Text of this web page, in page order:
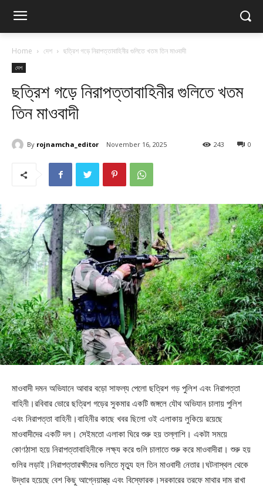
Home দেশ ছত্রিশ গড়ে নিরাপত্তাবাহিনীর গুলিতে খতম তিন মাওবাদী
দেশ
ছত্রিশ গড়ে নিরাপত্তাবাহিনীর গুলিতে খতম
তিন মাওবাদী
By rojnamcha_editor November 16, 2025 0
243
মাওবাদী দমন অভিযানে আবার বড়ো সাফল্য পেলো ছত্রিশ গড় পুলিশ এবং নিরাপত্তা
বাহিনী।রবিবার ভোরে ছত্রিশ গড়ের সুকমার একটি জঙ্গলে যৌথ অভিযান চালায় পুলিশ
এবং নিরাপত্তা বাহিনী।বাহিনীর কাছে খবর ছিলো ওই এলাকায় লুকিয়ে রয়েছে
মাওবাদীদের একটি দল। সেইমতো এলাকা ঘিরে শুরু হয় তল্লাশি। একটা সময়ে
কোণঠাসা হয়ে নিরাপত্তাবাহিনীকে লক্ষ্য করে গুলি চালাতে শুরু করে মাওবাদীরা। শুরু হয়
গুলির লড়াই।নিরাপত্তারক্ষীদের গুলিতে মৃত্যু হল তিন মাওবাদী নেতার।ঘটনাস্থল থেকে
উদ্ধার হয়েছে বেশ কিছু আগ্নেয়াস্ত্র এবং বিস্ফোরক।সরকারের তরফে মাথার দাম রাখা